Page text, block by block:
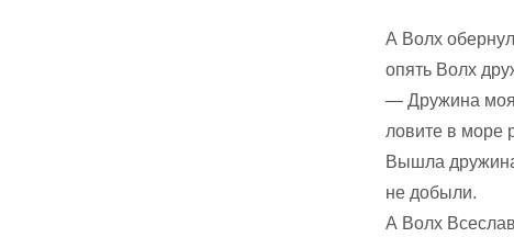
А Волх
опять Волх
— Дружина моя
ловите в море
Вышла
не добыли.
А Волх